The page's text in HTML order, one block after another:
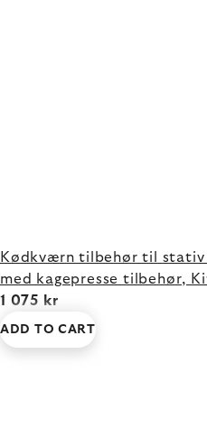
Kødkværn tilbehør til stativ
med kagepresse tilbehør,
1 075 kr
ADD TO CART